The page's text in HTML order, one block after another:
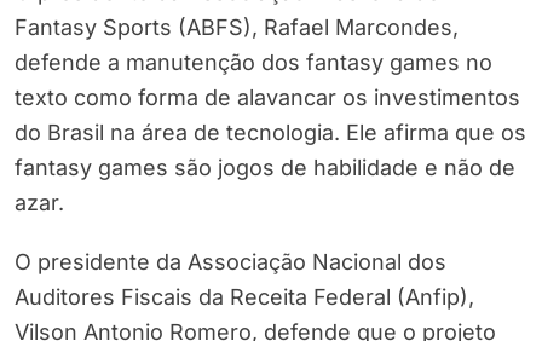
Fantasy Sports (ABFS), Rafael Marcondes,
defende a manutenção dos fantasy games no
texto como forma de alavancar os investimentos
do Brasil na área de tecnologia. Ele afirma que os
fantasy games são jogos de habilidade e não de
azar.
O presidente da Associação Nacional dos
Auditores Fiscais da Receita Federal (Anfip),
Vilson Antonio Romero, defende que o projeto